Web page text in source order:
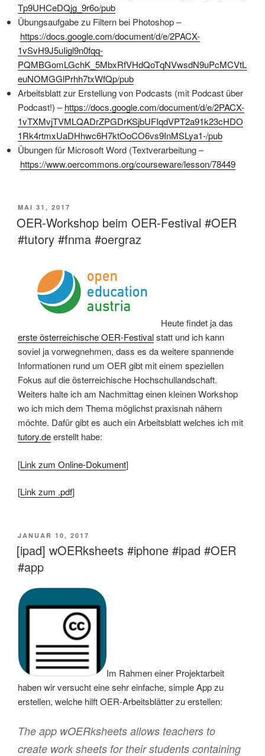
Tp9UHCeDQjg_9r6o/pub
Übungsaufgabe zu Filtern bei Photoshop –
https://docs.google.com/document/d/e/2PACX-
1vSvH9J5uIigl9n0fqq-
PQMBGomLGchK_5MbxRfVHdQoTqNVwsdN9uPcMCVtL
euNOMGGlPrhh7txWfQp/pub
Arbeitsblatt zur Erstellung von Podcasts (mit Podcast über
Podcast!) –https://docs.google.com/document/d/e/2PACX-
1vTXMvjTVMLQADrZPGDrKSjbUFIqdVPT2a91k23cHDO
1Rk4rtmxUaDHhwc6H7ktOoCO6vs9InMSLya1-/pub
Übungen für Microsoft Word (Textverarbeitung –
https://www.oercommons.org/courseware/lesson/78449
VERÖFFENTLICHT
AM
MAI 31, 2017
OER-Workshop beim OER-Festival #OER
#tutory #fnma #oergraz
Heute findet ja das
erste österreichische OER-Festivalstatt und ich kann
soviel ja vorwegnehmen, dass es da weitere spannende
Informationen rund um OER gibt mit einem speziellen
Fokus auf die österreichische Hochschullandschaft.
Weiters halte ich am Nachmittag einen kleinen Workshop
wo ich mich dem Thema möglichst praxisnah nähern
möchte. Dafür gibt es auch ein Arbeitsblatt welches ich mit
tutory.deerstellt habe:
[Link zum Online-Dokument]
[Link zum .pdf]
VERÖFFENTLICHT
AM
JANUAR 10, 2017
[ipad] wOERksheets #iphone #ipad #OER
#app
Im Rahmen einer Projektarbeit
haben wir versucht eine sehr einfache, simple App zu
erstellen, welche hilft OER-Arbeitsblätter zu erstellen:
The app wOERksheets allows teachers to
create work sheets for their students containing